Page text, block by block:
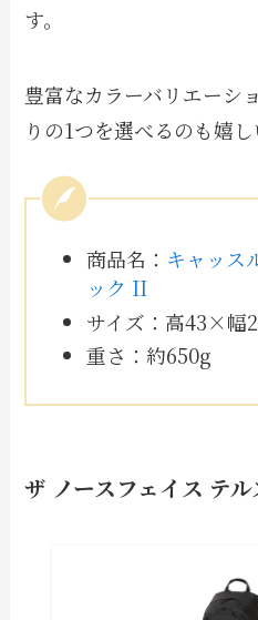
す。
豊富なカラーバリエーシ
りの1つを選べるのも嬉し
商品名： キャッス
ック II
サイズ：高43×幅
重さ：約650g
ザ ノースフェイス テ